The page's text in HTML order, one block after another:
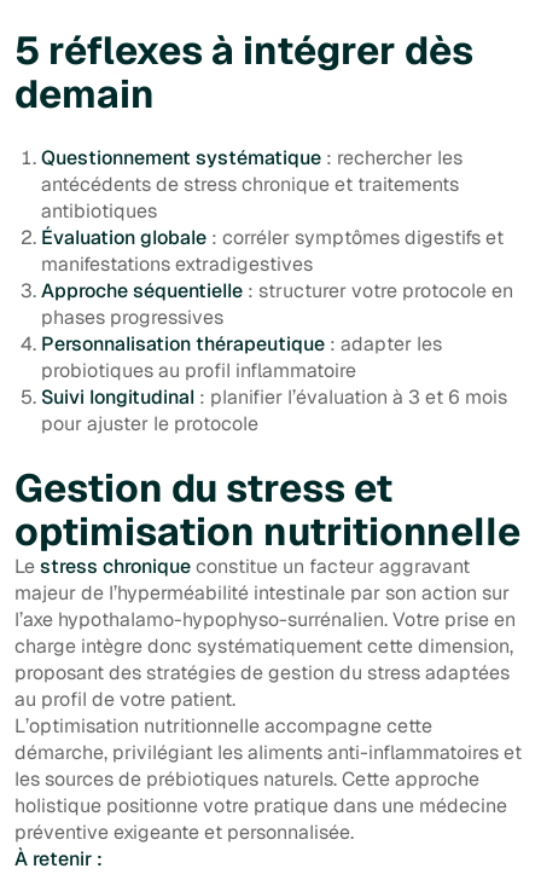
5 réflexes à intégrer dès
demain
Questionnement systématique : rechercher les
antécédents de stress chronique et traitements
antibiotiques
Évaluation globale : corréler symptômes digestifs et
manifestations extradigestives
Approche séquentielle : structurer votre protocole en
phases progressives
Personnalisation thérapeutique : adapter les
probiotiques au profil inflammatoire
Suivi longitudinal : planifier l’évaluation à 3 et 6 mois
pour ajuster le protocole
Gestion du stress et
optimisation nutritionnelle
Lestress chroniqueconstitue un facteur aggravant
majeur de l’hyperméabilité intestinale par son action sur
l’axe hypothalamo-hypophyso-surrénalien. Votre prise en
charge intègre donc systématiquement cette dimension,
proposant des stratégies de gestion du stress adaptées
au profil de votre patient.
L’optimisation nutritionnelle accompagne cette
démarche, privilégiant les aliments anti-inflammatoires et
les sources de prébiotiques naturels. Cette approche
holistique positionne votre pratique dans une médecine
préventive exigeante et personnalisée.
À retenir :